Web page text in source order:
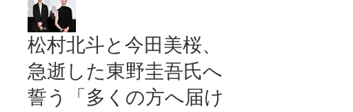
松村北斗と今田美桜、
急逝した東野圭吾氏へ
誓う「多くの方へ届け